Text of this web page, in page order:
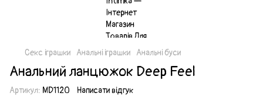
Секс іграшки Анальні іграшки Анальні буси
Анальний ланцюжок Deep Feel
Артикул: MD1120 Написати відгук